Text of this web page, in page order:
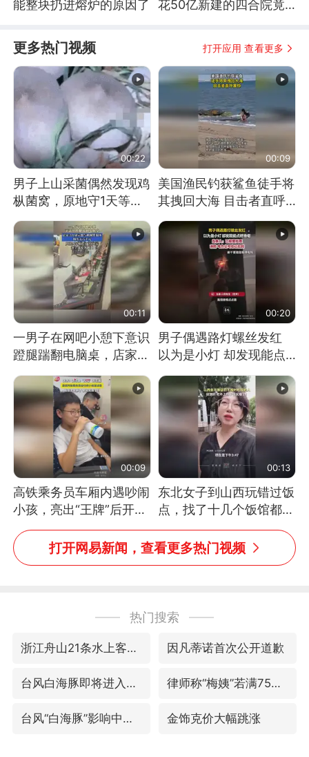
能整块扔进熔炉的原因了
花50亿新建的四合院竟
更多热门视频 打开应用 查看更多
00:22
男子上山采菌偶然发现鸡
枞菌窝，原地守1天等它
长大：挖了140多朵
00:09
美国渔民钓获鲨鱼徒手将
其拽回大海 目击者直呼
震惊 （视频来源：参考
消息）
00:11
一男子在网吧小憩下意识
蹬腿踹翻电脑桌，店家3
台显示器与机械臂损坏
00:20
男子偶遇路灯螺丝发红
以为是小灯 却发现能点
燃香烟 当事人：已报警
处理
00:09
高铁乘务员车厢内遇吵闹
小孩，亮出“王牌”后开启
一键静音
00:13
东北女子到山西玩错过饭
点，找了十几个饭馆都没
开门：午休到几点
打开网易新闻，查看更多热门视频
热门搜索
浙江舟山21条水上客运航线停航 因凡蒂诺首次公开道歉
台风白海豚即将进入48小时警戒线 律师称“梅姨”若满75岁或不适用死刑
台风“白海豚”影响中国已成定局 金饰克价大幅跳涨